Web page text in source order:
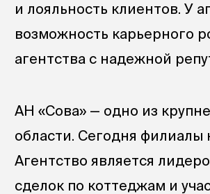
и лояльность клиентов. У
возможность карьерного
агентства с надежной
АН «Сова» — одно из
области. Сегодня филиалы
Агентство является
сделок по коттеджам и